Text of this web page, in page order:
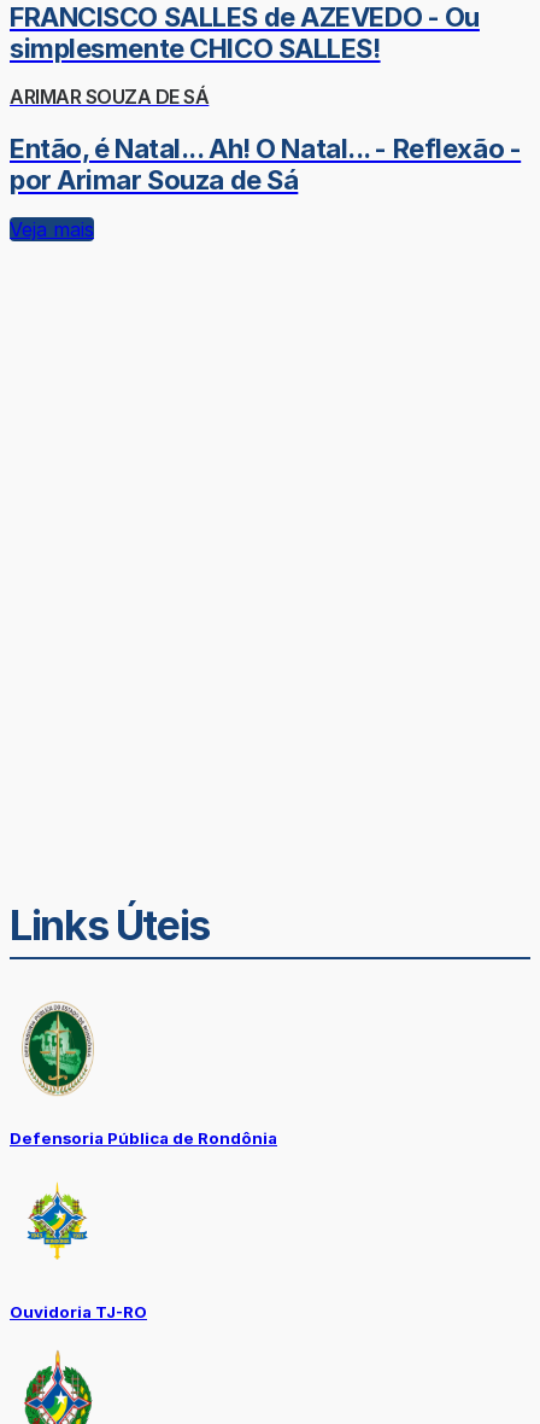
FRANCISCO SALLES de AZEVEDO - Ou
simplesmente CHICO SALLES!
ARIMAR SOUZA DE SÁ
Então, é Natal... Ah! O Natal... - Reflexão -
por Arimar Souza de Sá
Veja mais
Links Úteis
Defensoria Pública de Rondônia
Ouvidoria TJ-RO